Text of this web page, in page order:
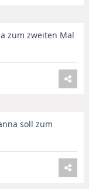
zum zweiten Mal
soll zum